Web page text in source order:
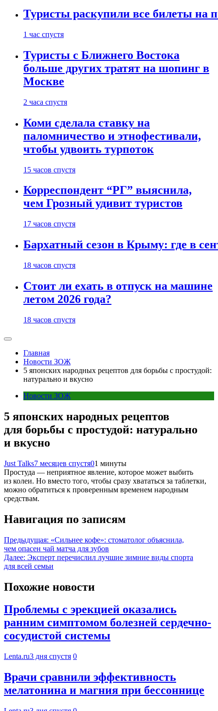
Туристы раскупили все билеты на
1 час спустя
Туристы с Ближнего Востока
больше других тратят на шопинг в
Москве
2 часа спустя
Коми сделала ставку на
паломничество и этнофестивали,
чтобы удвоить турпоток
15 часов спустя
Корреспондент “РГ” выяснила,
чем Грозный удивит туристов
17 часов спустя
Бархатный сезон в Крыму: где в
18 часов спустя
Стоит ли ехать в отпуск на машине
летом 2026 года?
18 часов спустя
Главная
Новости ЗОЖ
5 японских народных рецептов для борьбы с простудой:
натурально и вкусно
Новости ЗОЖ
5 японских народных рецептов
для борьбы с простудой: натурально
и вкусно
Just Talks7 месяцев спустя01 минуты
Простуда — неприятное явление, которое может выбить
из колеи. Но вместо того, чтобы сразу хвататься за таблетки,
можно обратиться к проверенным временем народным
средствам.
Навигация по записям
Предыдущая: «Сильнее кофе»: стоматолог объяснила,
чем опасен чай матча для зубов
Далее: Эксперт перечислил лучшие зимние виды спорта
для всей семьи
Похожие новости
Проблемы с эрекцией оказались
ранним симптомом болезней сердечно-
сосудистой системы
Lenta.ru3 дня спустя 0
Врачи сравнили эффективность
мелатонина и магния при бессоннице